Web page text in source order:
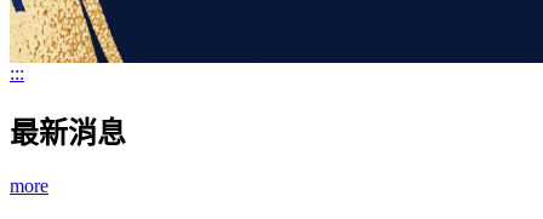
:::
最新消息
more